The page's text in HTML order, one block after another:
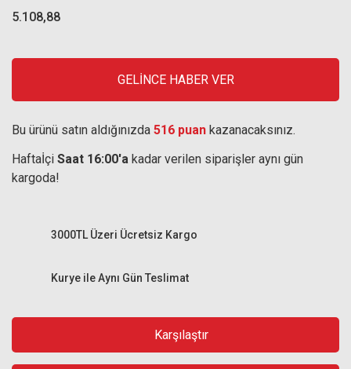
5.108,88
GELİNCE HABER VER
Bu ürünü satın aldığınızda 516 puan kazanacaksınız.
Haftaİçi Saat 16:00'a kadar verilen siparişler aynı gün
kargoda!
Kurye ile Aynı Gün Teslimat
3000TL Üzeri Ücretsiz Kargo
Karşılaştır